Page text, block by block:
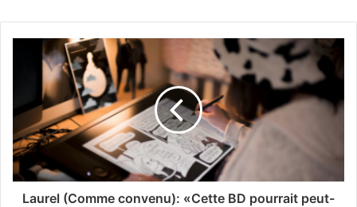
Laurel (Comme convenu): «Cette BD pourrait peut-